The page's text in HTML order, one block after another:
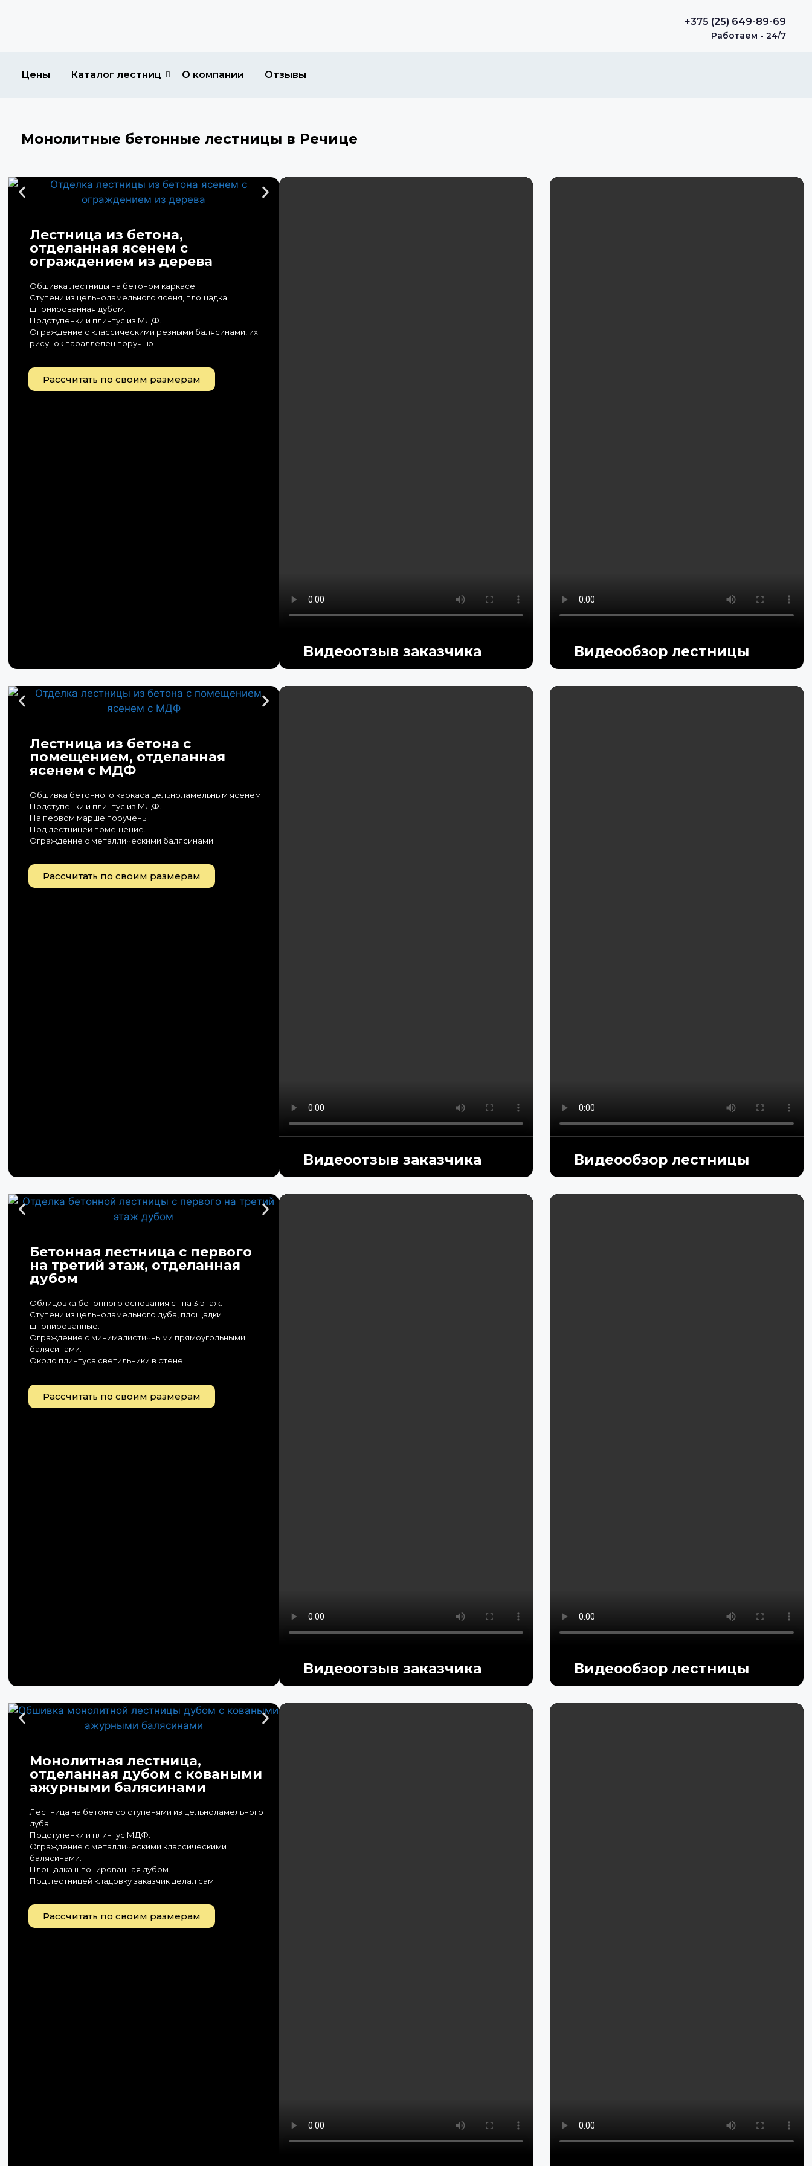
+375 (25) 649-89-69
Работаем - 24/7
Цены Каталог лестниц О компании Отзывы
Монолитные бетонные лестницы в Речице
Лестница из бетона,
отделанная ясенем с
ограждением из дерева
Обшивка лестницы на бетоном каркасе.
Ступени из цельноламельного ясеня, площадка
шпонированная дубом.
Подступенки и плинтус из МДФ.
Ограждение с классическими резными балясинами, их
рисунок параллелен поручню
Рассчитать по своим размерам
Видеоотзыв заказчика Видеообзор лестницы
Лестница из бетона с
помещением, отделанная
ясенем с МДФ
Обшивка бетонного каркаса цельноламельным ясенем.
Подступенки и плинтус из МДФ.
На первом марше поручень.
Под лестницей помещение.
Ограждение с металлическими баляcинами
Рассчитать по своим размерам
Видеоотзыв заказчика Видеообзор лестницы
Бетонная лестница с первого
на третий этаж, отделанная
дубом
Облицовка бетонного основания с 1 на 3 этаж.
Ступени из цельноламельного дуба, площадки
шпонированные.
Ограждение с минималистичными прямоугольными
балясинами.
Около плинтуса светильники в стене
Рассчитать по своим размерам
Видеоотзыв заказчика Видеообзор лестницы
Монолитная лестница,
отделанная дубом с коваными
ажурными балясинами
Лестница на бетоне со ступенями из цельноламельного
дуба.
Подступенки и плинтус МДФ.
Ограждение с металлическими классическими
балясинами.
Площадка шпонированная дубом.
Под лестницей кладовку заказчик делал сам
Рассчитать по своим размерам